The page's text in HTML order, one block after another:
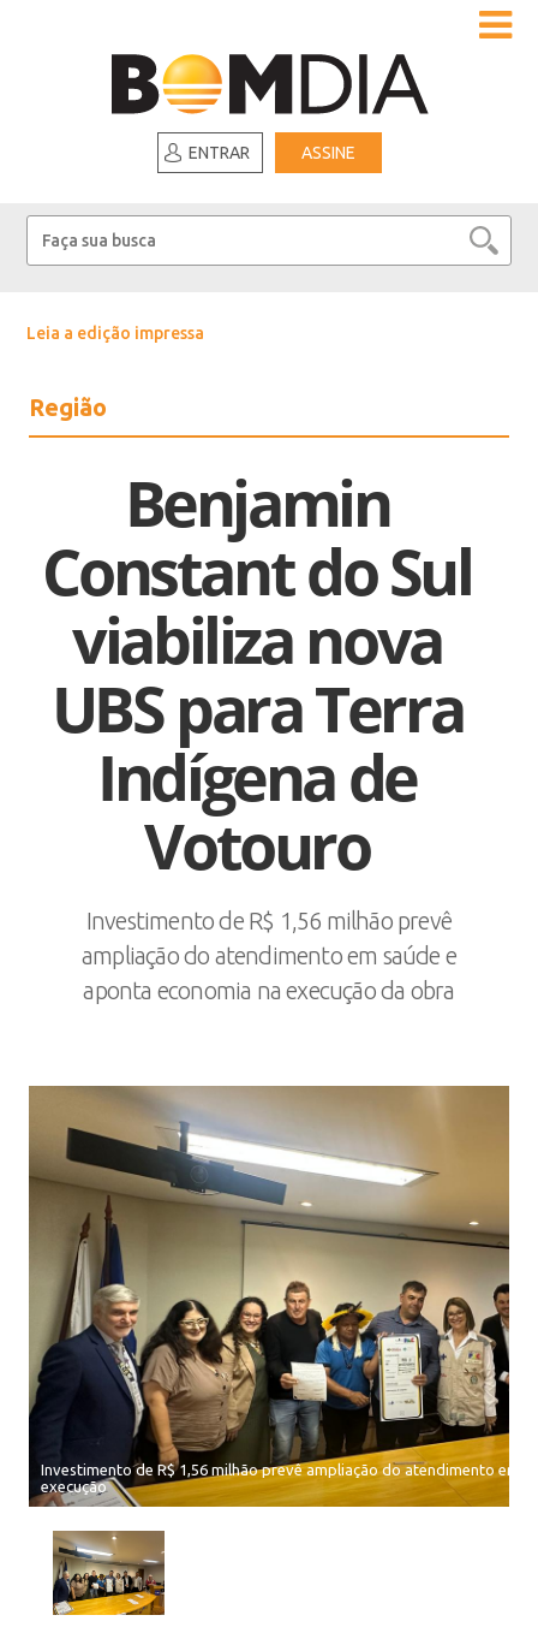
ENTRAR ASSINE
Leia a edição impressa
Região
Benjamin
Constant do Sul
viabiliza nova
UBS para Terra
Indígena de
Votouro
Investimento de R$ 1,56 milhão prevê
ampliação do atendimento em saúde e
aponta economia na execução da obra
Investimento de R$ 1,56 milhão prevê ampliação do atendimento em
execução